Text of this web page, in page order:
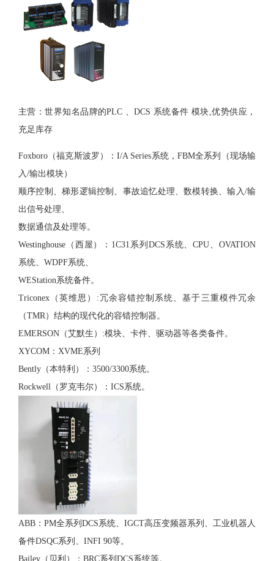
主营：世界知名品牌的PLC 、DCS 系统备件 模块,优势供应，
充足库存
Foxboro（福克斯波罗）：I/A Series系统，FBM全系列（现场输
入/输出模块）
顺序控制、梯形逻辑控制、事故追忆处理、数模转换、输入/输
出信号处理、
数据通信及处理等。
Westinghouse（西屋）：1C31系列DCS系统、CPU、OVATION
系统、WDPF系统、
WEStation系统备件。
Triconex（英维思）:冗余容错控制系统、基于三重模件冗余
（TMR）结构的现代化的容错控制器。
EMERSON（艾默生）:模块、卡件、驱动器等各类备件。
XYCOM：XVME系列
Bently（本特利）：3500/3300系统。
Rockwell（罗克韦尔）：ICS系统。
ABB：PM全系列DCS系统、IGCT高压变频器系列、工业机器人
备件DSQC系列、INFI 90等。
Bailey（贝利）：BRC系列DCS系统等。